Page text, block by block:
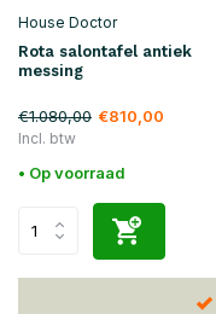
House Doctor
Rota salontafel antiek
messing
€1.080,00 €810,00
Incl. btw
• Op voorraad